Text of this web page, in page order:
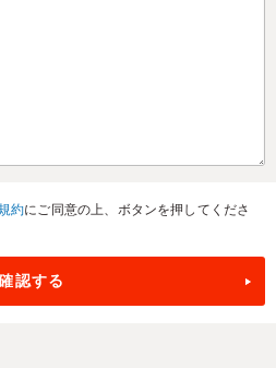
約にご同意の上、ボタンを押してくださ